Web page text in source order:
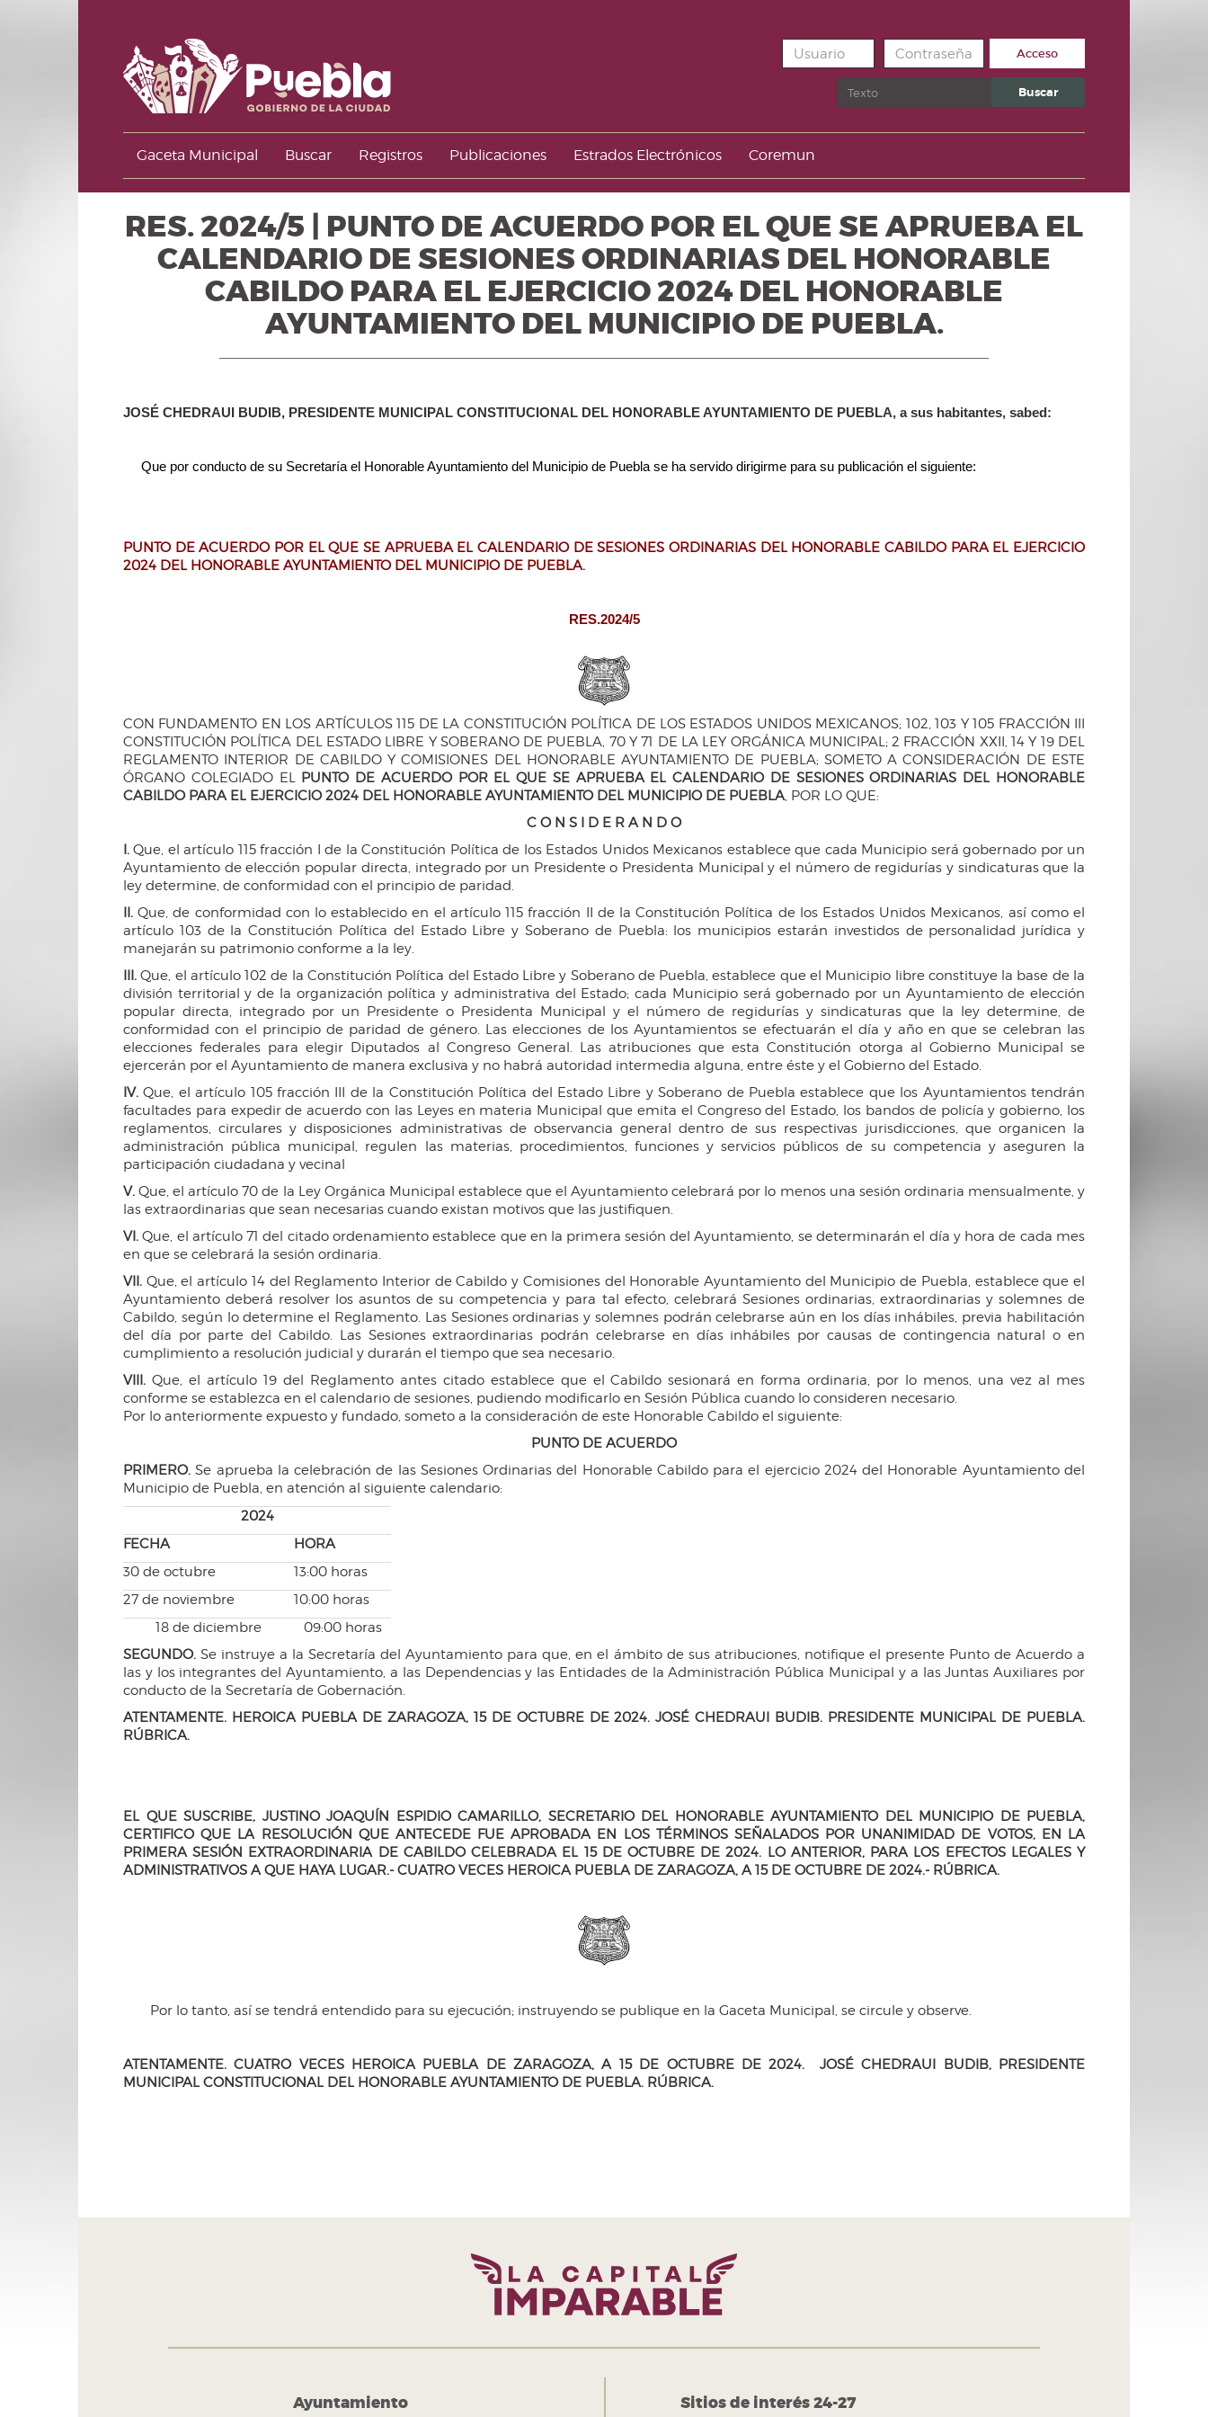
Acceso
Buscar Buscar
Gaceta Municipal Buscar Registros Publicaciones Estrados Electrónicos Coremun
RES. 2024/5 | PUNTO DE ACUERDO POR EL QUE SE APRUEBA EL
CALENDARIO DE SESIONES ORDINARIAS DEL HONORABLE
CABILDO PARA EL EJERCICIO 2024 DEL HONORABLE
AYUNTAMIENTO DEL MUNICIPIO DE PUEBLA.
JOSÉ CHEDRAUI BUDIB, PRESIDENTE MUNICIPAL CONSTITUCIONAL DEL HONORABLE AYUNTAMIENTO DE PUEBLA, a sus habitantes, sabed:
Que por conducto de su Secretaría el Honorable Ayuntamiento del Municipio de Puebla se ha servido dirigirme para su publicación el siguiente:
PUNTO DE ACUERDO POR EL QUE SE APRUEBA EL CALENDARIO DE SESIONES ORDINARIAS DEL HONORABLE CABILDO PARA EL EJERCICIO
2024 DEL HONORABLE AYUNTAMIENTO DEL MUNICIPIO DE PUEBLA.
RES.2024/5
CON FUNDAMENTO EN LOS ARTÍCULOS 115 DE LA CONSTITUCIÓN POLÍTICA DE LOS ESTADOS UNIDOS MEXICANOS; 102, 103 Y 105 FRACCIÓN III
CONSTITUCIÓN POLÍTICA DEL ESTADO LIBRE Y SOBERANO DE PUEBLA, 70 Y 71 DE LA LEY ORGÁNICA MUNICIPAL; 2 FRACCIÓN XXII, 14 Y 19 DEL
REGLAMENTO INTERIOR DE CABILDO Y COMISIONES DEL HONORABLE AYUNTAMIENTO DE PUEBLA; SOMETO A CONSIDERACIÓN DE ESTE
ÓRGANO COLEGIADO EL PUNTO DE ACUERDO POR EL QUE SE APRUEBA EL CALENDARIO DE SESIONES ORDINARIAS DEL HONORABLE
CABILDO PARA EL EJERCICIO 2024 DEL HONORABLE AYUNTAMIENTO DEL MUNICIPIO DE PUEBLA, POR LO QUE:
C O N S I D E R A N D O
I. Que, el artículo 115 fracción I de la Constitución Política de los Estados Unidos Mexicanos establece que cada Municipio será gobernado por un
Ayuntamiento de elección popular directa, integrado por un Presidente o Presidenta Municipal y el número de regidurías y sindicaturas que la
ley determine, de conformidad con el principio de paridad.
II. Que, de conformidad con lo establecido en el artículo 115 fracción II de la Constitución Política de los Estados Unidos Mexicanos, así como el
artículo 103 de la Constitución Política del Estado Libre y Soberano de Puebla: los municipios estarán investidos de personalidad jurídica y
manejarán su patrimonio conforme a la ley.
III. Que, el artículo 102 de la Constitución Política del Estado Libre y Soberano de Puebla, establece que el Municipio libre constituye la base de la
división territorial y de la organización política y administrativa del Estado; cada Municipio será gobernado por un Ayuntamiento de elección
popular directa, integrado por un Presidente o Presidenta Municipal y el número de regidurías y sindicaturas que la ley determine, de
conformidad con el principio de paridad de género. Las elecciones de los Ayuntamientos se efectuarán el día y año en que se celebran las
elecciones federales para elegir Diputados al Congreso General. Las atribuciones que esta Constitución otorga al Gobierno Municipal se
ejercerán por el Ayuntamiento de manera exclusiva y no habrá autoridad intermedia alguna, entre éste y el Gobierno del Estado.
IV. Que, el artículo 105 fracción III de la Constitución Política del Estado Libre y Soberano de Puebla establece que los Ayuntamientos tendrán
facultades para expedir de acuerdo con las Leyes en materia Municipal que emita el Congreso del Estado, los bandos de policía y gobierno, los
reglamentos, circulares y disposiciones administrativas de observancia general dentro de sus respectivas jurisdicciones, que organicen la
administración pública municipal, regulen las materias, procedimientos, funciones y servicios públicos de su competencia y aseguren la
participación ciudadana y vecinal
V. Que, el artículo 70 de la Ley Orgánica Municipal establece que el Ayuntamiento celebrará por lo menos una sesión ordinaria mensualmente, y
las extraordinarias que sean necesarias cuando existan motivos que las justifiquen.
VI. Que, el artículo 71 del citado ordenamiento establece que en la primera sesión del Ayuntamiento, se determinarán el día y hora de cada mes
en que se celebrará la sesión ordinaria.
VII. Que, el artículo 14 del Reglamento Interior de Cabildo y Comisiones del Honorable Ayuntamiento del Municipio de Puebla, establece que el
Ayuntamiento deberá resolver los asuntos de su competencia y para tal efecto, celebrará Sesiones ordinarias, extraordinarias y solemnes de
Cabildo, según lo determine el Reglamento. Las Sesiones ordinarias y solemnes podrán celebrarse aún en los días inhábiles, previa habilitación
del día por parte del Cabildo. Las Sesiones extraordinarias podrán celebrarse en días inhábiles por causas de contingencia natural o en
cumplimiento a resolución judicial y durarán el tiempo que sea necesario.
VIII. Que, el artículo 19 del Reglamento antes citado establece que el Cabildo sesionará en forma ordinaria, por lo menos, una vez al mes
conforme se establezca en el calendario de sesiones, pudiendo modificarlo en Sesión Pública cuando lo consideren necesario.
Por lo anteriormente expuesto y fundado, someto a la consideración de este Honorable Cabildo el siguiente:
PUNTO DE ACUERDO
PRIMERO. Se aprueba la celebración de las Sesiones Ordinarias del Honorable Cabildo para el ejercicio 2024 del Honorable Ayuntamiento del
Municipio de Puebla, en atención al siguiente calendario:
2024
FECHA
HORA
30 de octubre
13:00 horas
27 de noviembre
10:00 horas
18 de diciembre
09:00 horas
SEGUNDO. Se instruye a la Secretaría del Ayuntamiento para que, en el ámbito de sus atribuciones, notifique el presente Punto de Acuerdo a
las y los integrantes del Ayuntamiento, a las Dependencias y las Entidades de la Administración Pública Municipal y a las Juntas Auxiliares por
conducto de la Secretaría de Gobernación.
ATENTAMENTE. HEROICA PUEBLA DE ZARAGOZA, 15 DE OCTUBRE DE 2024. JOSÉ CHEDRAUI BUDIB. PRESIDENTE MUNICIPAL DE PUEBLA.
RÚBRICA.
EL QUE SUSCRIBE, JUSTINO JOAQUÍN ESPIDIO CAMARILLO, SECRETARIO DEL HONORABLE AYUNTAMIENTO DEL MUNICIPIO DE PUEBLA,
CERTIFICO QUE LA RESOLUCIÓN QUE ANTECEDE FUE APROBADA EN LOS TÉRMINOS SEÑALADOS POR UNANIMIDAD DE VOTOS, EN LA
PRIMERA SESIÓN EXTRAORDINARIA DE CABILDO CELEBRADA EL 15 DE OCTUBRE DE 2024. LO ANTERIOR, PARA LOS EFECTOS LEGALES Y
ADMINISTRATIVOS A QUE HAYA LUGAR.- CUATRO VECES HEROICA PUEBLA DE ZARAGOZA, A 15 DE OCTUBRE DE 2024.- RÚBRICA.
Por lo tanto, así se tendrá entendido para su ejecución; instruyendo se publique en la Gaceta Municipal, se circule y observe.
ATENTAMENTE. CUATRO VECES HEROICA PUEBLA DE ZARAGOZA, A 15 DE OCTUBRE DE 2024. JOSÉ CHEDRAUI BUDIB, PRESIDENTE
MUNICIPAL CONSTITUCIONAL DEL HONORABLE AYUNTAMIENTO DE PUEBLA. RÚBRICA.
Ayuntamiento Sitios de interés 24-27